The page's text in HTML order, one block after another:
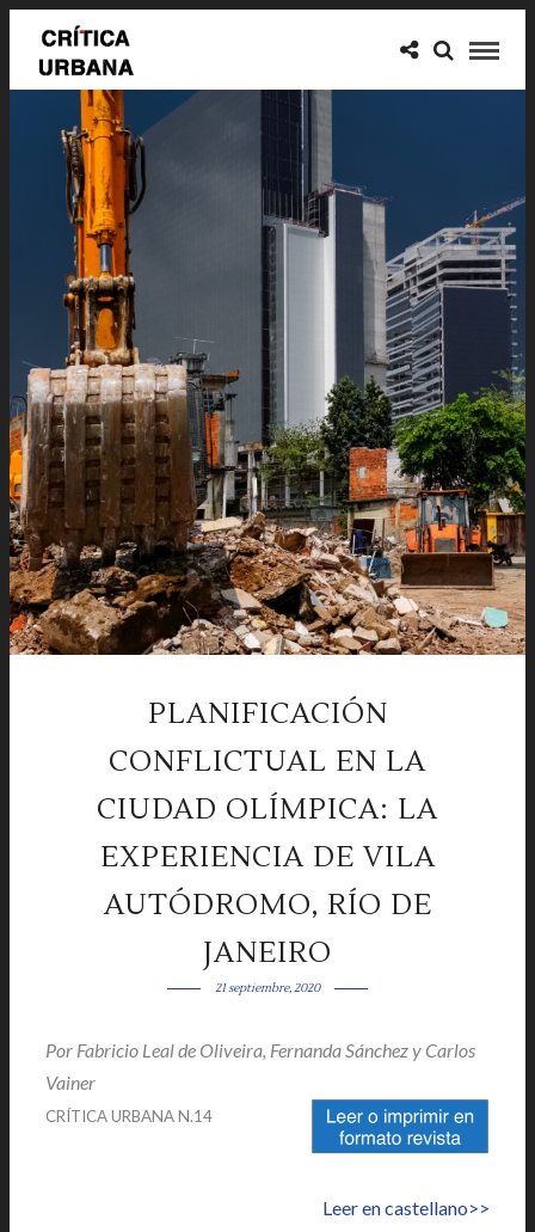
PLANIFICACIÓN
CONFLICTUAL EN LA
CIUDAD OLÍMPICA: LA
EXPERIENCIA DE VILA
AUTÓDROMO, RÍO DE
JANEIRO
21 septiembre, 2020
Por Fabricio Leal de Oliveira, Fernanda Sánchez y Carlos
Vainer
CRÍTICA URBANA N.14
Leer en castellano>>